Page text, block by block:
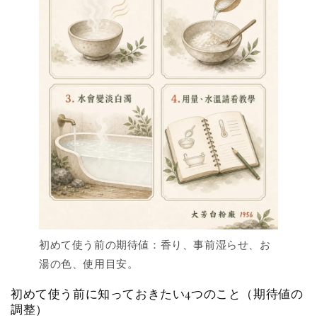
初めて使う前の期待値：香り、事前湿らせ、お
湯の色、使用目安。
初めて使う前に知っておきたい4つのこと（期待値の
調整）